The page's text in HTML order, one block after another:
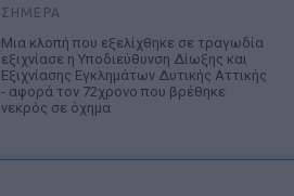
ΣΉΜΕΡΑ
Μια κλοπή που εξελίχθηκε σε τραγωδία
εξιχνίασε η Υποδιεύθυνση Δίωξης και
Εξιχνίασης Εγκλημάτων Δυτικής Αττικής
- αφορά τον 72χρονο που βρέθηκε
νεκρός σε όχημα